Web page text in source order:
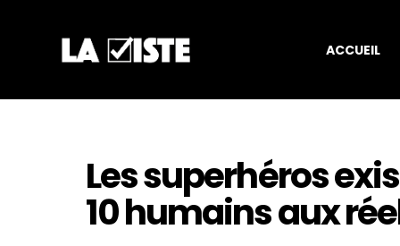
ACCUEIL
Les superhéros
10 humains aux